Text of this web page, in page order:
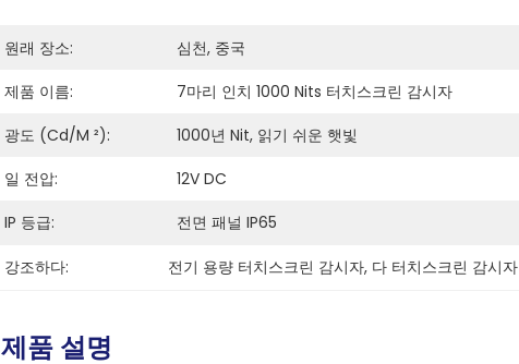
원래 장소: 심천, 중국
제품 이름:
7마리 인치 1000 Nits 터치스크린 감시자
광도 (cd/m ²):
1000년 Nit, 읽기 쉬운 햇빛
일 전압:
12V DC
IP 등급:
전면 패널 IP65
강조하다: 전기 용량 터치스크린 감시자, 다 터치스크린 감시자
제품 설명